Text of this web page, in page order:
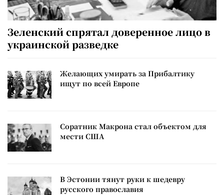
Зеленский спрятал доверенное лицо в
украинской разведке
Желающих умирать за Прибалтику
ищут по всей Европе
Соратник Макрона стал объектом для
мести США
В Эстонии тянут руки к шедевру
русского православия